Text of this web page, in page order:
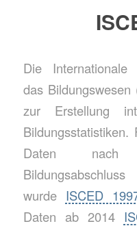
Die Internationale
das Bildungswesen
zur Erstellung
Daten nach
wurde ISCED
Daten ab 2014